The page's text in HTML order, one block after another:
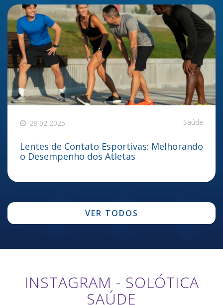
28 02 2025 Saúde
Lentes de Contato Esportivas: Melhorando
o Desempenho dos Atletas
VER TODOS
INSTAGRAM - SOLÓTICA
SAÚDE